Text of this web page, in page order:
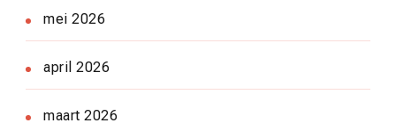
mei 2026
april 2026
maart 2026